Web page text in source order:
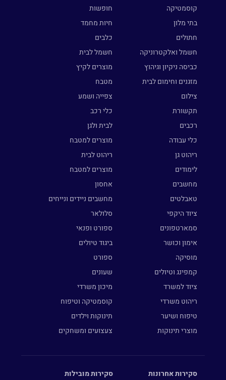
קוסמטיקה
חופשות
בתי מלון
חיות מחמד
חתולים
כלבים
חשמל ואלקטרוניקה
חשמל לבית
כביסה ניקיון וגיהוץ
מוצרים לקיץ
מזגנים וחימום לבית
מטבח
צילום
צפייה ושמע
תקשורת
כלי רכב
רכבים
לבית ולגן
כלי עבודה
מוצרים למטבח
ריהוט גן
ריהוט לבית
לימודים
מוצרים למטבח
מחשבים
אחסון
טאבלטים
מחשבים ניידים ונייחים
ציוד היקפי
סלולאר
סמארטפונים
ספורט ופנאי
אימון וכושר
ביגוד טיולים
מוסיקה
ספורט
קמפינג וטיולים
שעונים
ציוד למשרד
מיכון משרדי
ריהוט משרדי
קוסמטיקה וטיפוח
טיפוח ושיער
תינוקות וילדים
מוצרי תינוקות
צעצועים ומשחקים
סקירות אחרונות סקירות מובילות